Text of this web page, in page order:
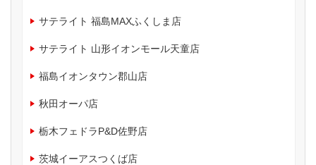
サテライト 福島MAXふくしま店
サテライト 山形イオンモール天童店
福島イオンタウン郡山店
秋田オーパ店
栃木フェドラP&D佐野店
茨城イーアスつくば店